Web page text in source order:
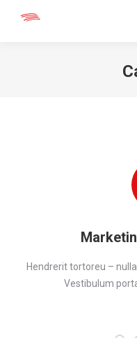
Hendrerit tortoreu –
Vestibulum